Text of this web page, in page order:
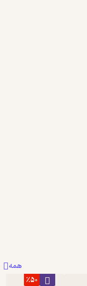
همه
٪50